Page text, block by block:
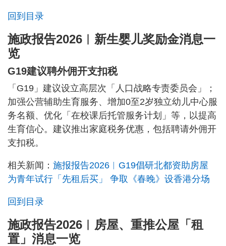
回到目录
施政报告2026︱新生婴儿奖励金消息一
览
G19建议聘外佣开支扣税
「G19」建议设立高层次「人口战略专责委员会」；
加强公营辅助生育服务、增加0至2岁独立幼儿中心服
务名额、优化「在校课后托管服务计划」等，以提高
生育信心。建议推出家庭税务优惠，包括聘请外佣开
支扣税。
相关新闻： 施报报告2026︱G19倡研北都资助房屋
为青年试行「先租后买」 争取《春晚》设香港分场
回到目录
施政报告2026︱房屋、重推公屋「租
置」消息一览